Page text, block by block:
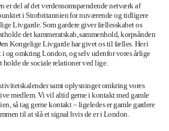
er del af det verdensomspændende netværk af
i Storbritannien for nuværende og tidligere
Livgarde. Som gardere giver fællesskabet os
det kammeratskab, sammenhold, korpsånden
Kongelige Livgarde har givet os til fælles. Her i
og omkring London, og selv udenfor vores årlige
de sociale relationer ved lige.
samt oplysninger omkring vores
medlem. Vi vil altid gerne i kontakt med gamle
så tag gerne kontakt – ligeledes er gamle gardere
til at slå et signal hvis de er i London.